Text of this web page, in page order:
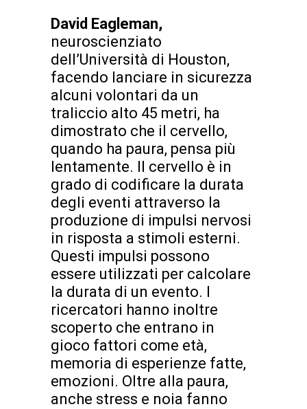
David Eagleman,
neuroscienziato
dell’Università di Houston,
facendo lanciare in sicurezza
alcuni volontari da un
traliccio alto 45 metri, ha
dimostrato che il cervello,
quando ha paura, pensa più
lentamente. Il cervello è in
grado di codificare la durata
degli eventi attraverso la
produzione di impulsi nervosi
in risposta a stimoli esterni.
Questi impulsi possono
essere utilizzati per calcolare
la durata di un evento. I
ricercatori hanno inoltre
scoperto che entrano in
gioco fattori come età,
memoria di esperienze fatte,
emozioni. Oltre alla paura,
anche stress e noia fanno